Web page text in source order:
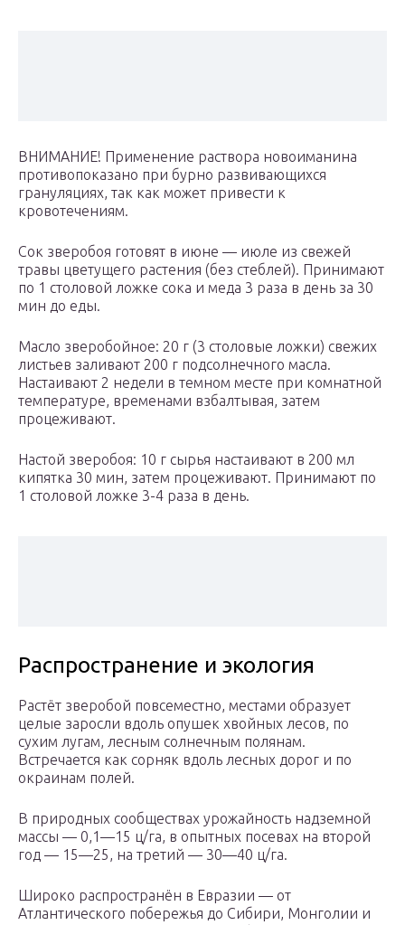
ВНИМАНИЕ! Применение раствора новоиманина
противопоказано при бурно развивающихся
грануляциях, так как может привести к
кровотечениям.
Сок зверобоя готовят в июне — июле из свежей
травы цветущего растения (без стеблей). Принимают
по 1 столовой ложке сока и меда 3 раза в день за 30
мин до еды.
Масло зверобойное: 20 г (3 столовые ложки) свежих
листьев заливают 200 г подсолнечного масла.
Настаивают 2 недели в темном месте при комнатной
температуре, временами взбалтывая, затем
процеживают.
Настой зверобоя: 10 г сырья настаивают в 200 мл
кипятка 30 мин, затем процеживают. Принимают по
1 столовой ложке 3-4 раза в день.
Распространение и экология
Растёт зверобой повсеместно, местами образует
целые заросли вдоль опушек хвойных лесов, по
сухим лугам, лесным солнечным полянам.
Встречается как сорняк вдоль лесных дорог и по
окраинам полей.
В природных сообществах урожайность надземной
массы — 0,1—15 ц/га, в опытных посевах на второй
год — 15—25, на третий — 30—40 ц/га.
Широко распространён в Евразии — от
Атлантического побережья до Сибири, Монголии и